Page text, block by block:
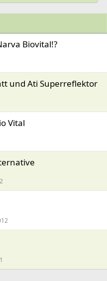
Biovital!?
und Ati Superreflektor
Vital